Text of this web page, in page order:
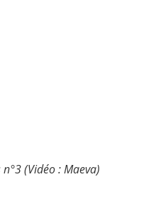
(Vidéo : Maeva)